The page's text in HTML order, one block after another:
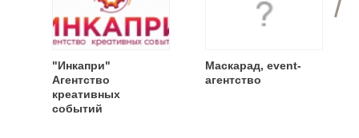
"Инкапри"
Агентство
креативных
событий
Маскарад, event-
агентство